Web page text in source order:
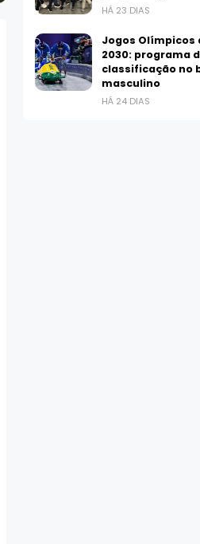
HÁ 23 DIAS
Jogos Olímpicos
2030: programa
classificação no
masculino
HÁ 24 DIAS